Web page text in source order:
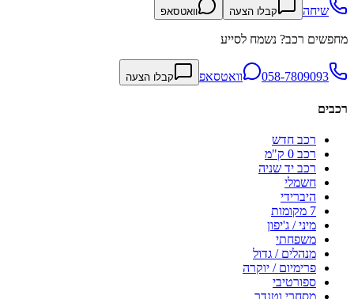
שיחה קבלו הצעה וואטסאפ
מחפשים רכב? נשמח לסייע
058-7809093 וואטסאפ קבלו הצעה
רכבים
רכב חדש
רכב 0 ק"מ
רכב יד שניה
חשמלי
היברידי
7 מקומות
מיני / ג'יפון
משפחתי
מנהלים / גדול
פרימיום / יוקרה
ספורטיבי